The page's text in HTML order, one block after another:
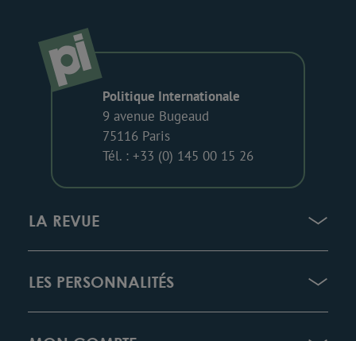
Politique Internationale
9 avenue Bugeaud
75116 Paris
Tél. : +33 (0) 145 00 15 26
LA REVUE
LES PERSONNALITÉS